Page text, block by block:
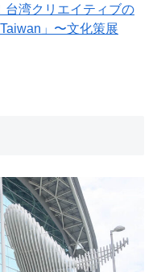
台湾クリエイティブの
」〜文化策展